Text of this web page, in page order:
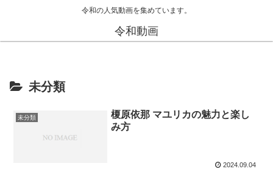
令和の人気動画を集めています。
令和動画
未分類
未分類
榎原依那 マユリカの魅力と楽し
み方
2024.09.04